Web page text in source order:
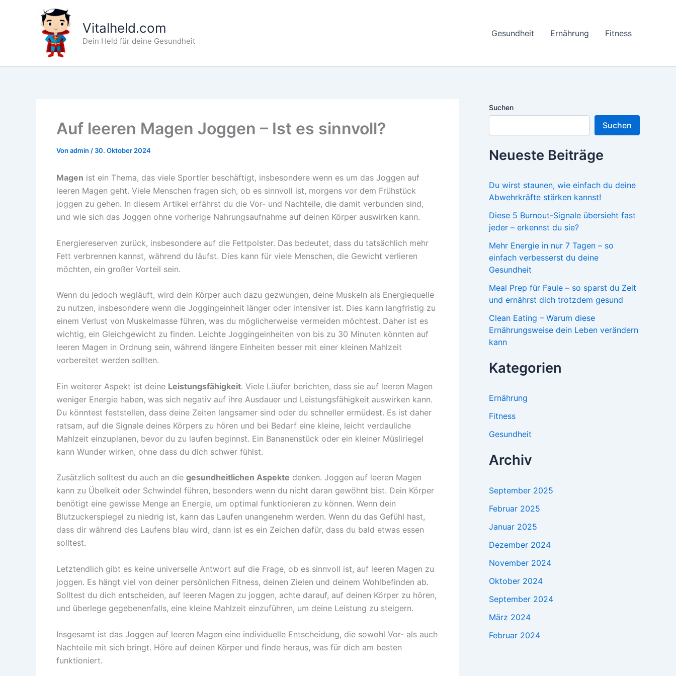
Vitalheld.com
Dein Held für deine Gesundheit
Gesundheit Ernährung Fitness
Auf leeren Magen Joggen – Ist es sinnvoll?
Von admin / 30. Oktober 2024
Magen ist ein Thema, das viele Sportler beschäftigt, insbesondere wenn es um das Joggen auf
leeren Magen geht. Viele Menschen fragen sich, ob es sinnvoll ist, morgens vor dem Frühstück
joggen zu gehen. In diesem Artikel erfährst du die Vor- und Nachteile, die damit verbunden sind,
und wie sich das Joggen ohne vorherige Nahrungsaufnahme auf deinen Körper auswirken kann.
Energiereserven zurück, insbesondere auf die Fettpolster. Das bedeutet, dass du tatsächlich mehr
Fett verbrennen kannst, während du läufst. Dies kann für viele Menschen, die Gewicht verlieren
möchten, ein großer Vorteil sein.
Wenn du jedoch wegläuft, wird dein Körper auch dazu gezwungen, deine Muskeln als Energiequelle
zu nutzen, insbesondere wenn die Joggingeinheit länger oder intensiver ist. Dies kann langfristig zu
einem Verlust von Muskelmasse führen, was du möglicherweise vermeiden möchtest. Daher ist es
wichtig, ein Gleichgewicht zu finden. Leichte Joggingeinheiten von bis zu 30 Minuten könnten auf
leeren Magen in Ordnung sein, während längere Einheiten besser mit einer kleinen Mahlzeit
vorbereitet werden sollten.
Ein weiterer Aspekt ist deine Leistungsfähigkeit. Viele Läufer berichten, dass sie auf leeren Magen
weniger Energie haben, was sich negativ auf ihre Ausdauer und Leistungsfähigkeit auswirken kann.
Du könntest feststellen, dass deine Zeiten langsamer sind oder du schneller ermüdest. Es ist daher
ratsam, auf die Signale deines Körpers zu hören und bei Bedarf eine kleine, leicht verdauliche
Mahlzeit einzuplanen, bevor du zu laufen beginnst. Ein Bananenstück oder ein kleiner Müsliriegel
kann Wunder wirken, ohne dass du dich schwer fühlst.
Zusätzlich solltest du auch an die gesundheitlichen Aspekte denken. Joggen auf leeren Magen
kann zu Übelkeit oder Schwindel führen, besonders wenn du nicht daran gewöhnt bist. Dein Körper
benötigt eine gewisse Menge an Energie, um optimal funktionieren zu können. Wenn dein
Blutzuckerspiegel zu niedrig ist, kann das Laufen unangenehm werden. Wenn du das Gefühl hast,
dass dir während des Laufens blau wird, dann ist es ein Zeichen dafür, dass du bald etwas essen
solltest.
Letztendlich gibt es keine universelle Antwort auf die Frage, ob es sinnvoll ist, auf leeren Magen zu
joggen. Es hängt viel von deiner persönlichen Fitness, deinen Zielen und deinem Wohlbefinden ab.
Solltest du dich entscheiden, auf leeren Magen zu joggen, achte darauf, auf deinen Körper zu hören,
und überlege gegebenenfalls, eine kleine Mahlzeit einzuführen, um deine Leistung zu steigern.
Insgesamt ist das Joggen auf leeren Magen eine individuelle Entscheidung, die sowohl Vor- als auch
Nachteile mit sich bringt. Höre auf deinen Körper und finde heraus, was für dich am besten
funktioniert.
Suchen
Suchen
Neueste Beiträge
Du wirst staunen, wie einfach du deine
Abwehrkräfte stärken kannst!
Diese 5 Burnout-Signale übersieht fast
jeder – erkennst du sie?
Mehr Energie in nur 7 Tagen – so
einfach verbesserst du deine
Gesundheit
Meal Prep für Faule – so sparst du Zeit
und ernährst dich trotzdem gesund
Clean Eating – Warum diese
Ernährungsweise dein Leben verändern
kann
Kategorien
Ernährung
Fitness
Gesundheit
Archiv
September 2025
Februar 2025
Januar 2025
Dezember 2024
November 2024
Oktober 2024
September 2024
März 2024
Februar 2024